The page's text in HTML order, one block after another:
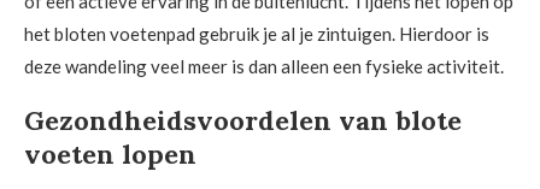
het bloten voetenpad gebruik je al je zintuigen. Hierdoor is
deze wandeling veel meer is dan alleen een fysieke activiteit.
Gezondheidsvoordelen van blote
voeten lopen